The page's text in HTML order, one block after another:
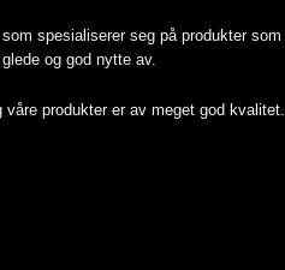
spesialiserer seg på produkter som
og god nytte av.
våre produkter er av meget god kvalitet.